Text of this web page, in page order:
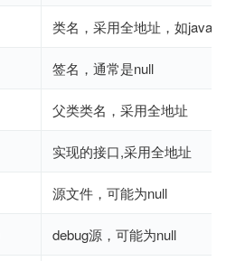
类名，采用全地址，如java/
签名，通常是null
父类类名，采用全地址
实现的接口,采用全地址
源文件，可能为null
debug源，可能为null